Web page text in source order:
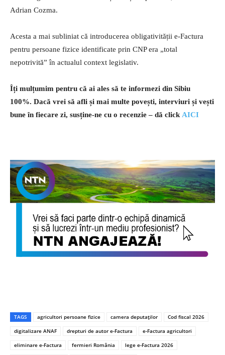
Adrian Cozma.
Acesta a mai subliniat că introducerea obligativității e-Factura
pentru persoane fizice identificate prin CNP era „total
nepotrivită” în actualul context legislativ.
Îți mulțumim pentru că ai ales să te informezi din Sibiu
100%. Dacă vrei să afli și mai multe povești, interviuri și vești
bune în fiecare zi, susține-ne cu o recenzie – dă click AICI
TAGS agricultori persoane fizice camera deputaților
Cod fiscal 2026
digitalizare ANAF
drepturi de autor e-Factura
e-Factura agricultori
eliminare e-Factura
fermieri România
lege e-Factura 2026